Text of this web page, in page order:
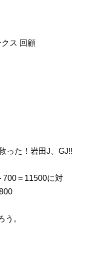
ス 回顧
った！岩田J、GJ!!
＝11500に対
う。